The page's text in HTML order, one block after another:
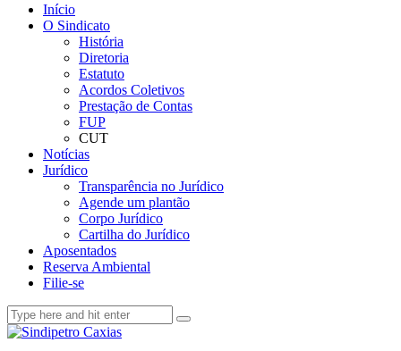
Início
O Sindicato
História
Diretoria
Estatuto
Acordos Coletivos
Prestação de Contas
FUP
CUT
Notícias
Jurídico
Transparência no Jurídico
Agende um plantão
Corpo Jurídico
Cartilha do Jurídico
Aposentados
Reserva Ambiental
Filie-se